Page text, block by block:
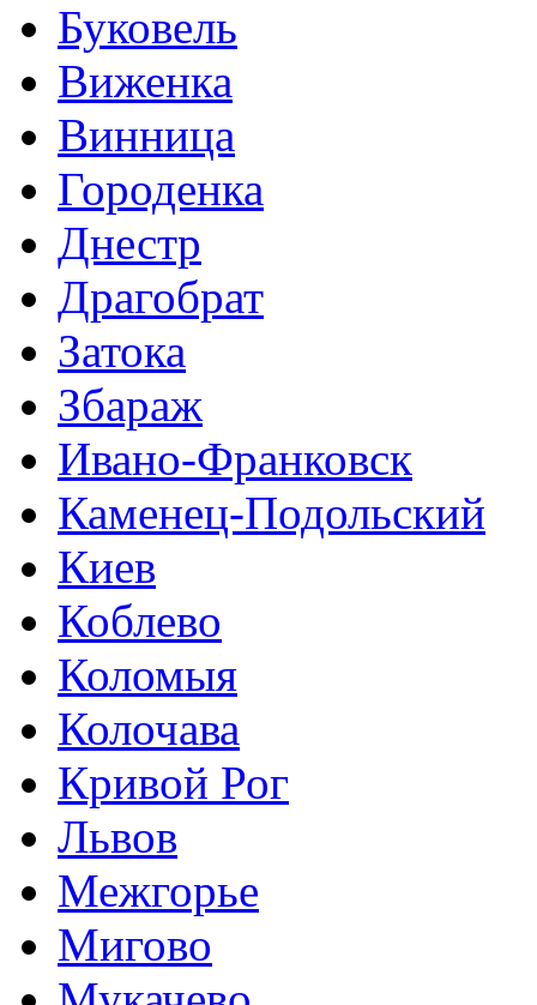
Буковель
Виженка
Винница
Городенка
Днестр
Драгобрат
Затока
Збараж
Ивано-Франковск
Каменец-Подольский
Киев
Коблево
Коломыя
Колочава
Кривой Рог
Львов
Межгорье
Мигово